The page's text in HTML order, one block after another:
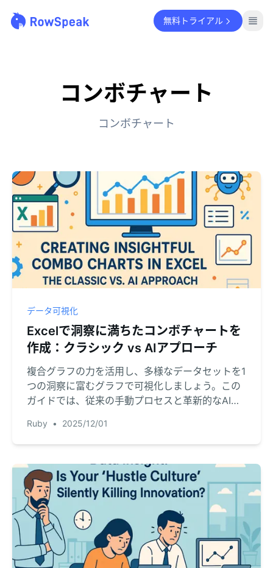
無料トライアル
コンボチャート
コンボチャート
データ可視化
Excelで洞察に満ちたコンボチャートを
作成：クラシック vs AIアプローチ
複合グラフの力を活用し、多様なデータセットを1
つの洞察に富むグラフで可視化しましょう。この
ガイドでは、従来の手動プロセスと革新的なAI駆
グラフを生成する方法を解説します。
Ruby • 2025/12/01